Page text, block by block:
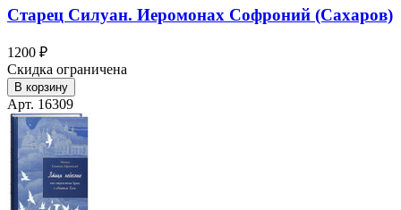
Старец Силуан. Иеромонах Софроний (Сахаров)
1200 ₽
Скидка ограничена
В корзину
Арт. 16309